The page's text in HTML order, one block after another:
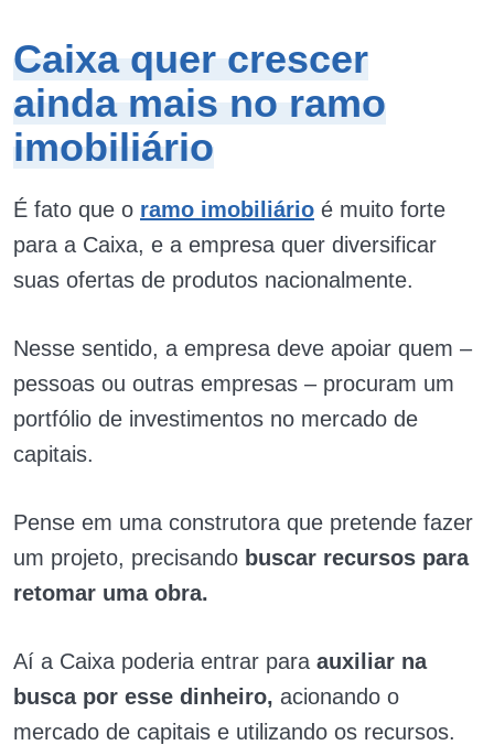
Caixa quer crescer
ainda mais no ramo
imobiliário
É fato que o ramo imobiliário é muito forte
para a Caixa, e a empresa quer diversificar
suas ofertas de produtos nacionalmente.
Nesse sentido, a empresa deve apoiar quem –
pessoas ou outras empresas – procuram um
portfólio de investimentos no mercado de
capitais.
Pense em uma construtora que pretende fazer
um projeto, precisando buscar recursos para
retomar uma obra.
Aí a Caixa poderia entrar para auxiliar na
busca por esse dinheiro, acionando o
mercado de capitais e utilizando os recursos.